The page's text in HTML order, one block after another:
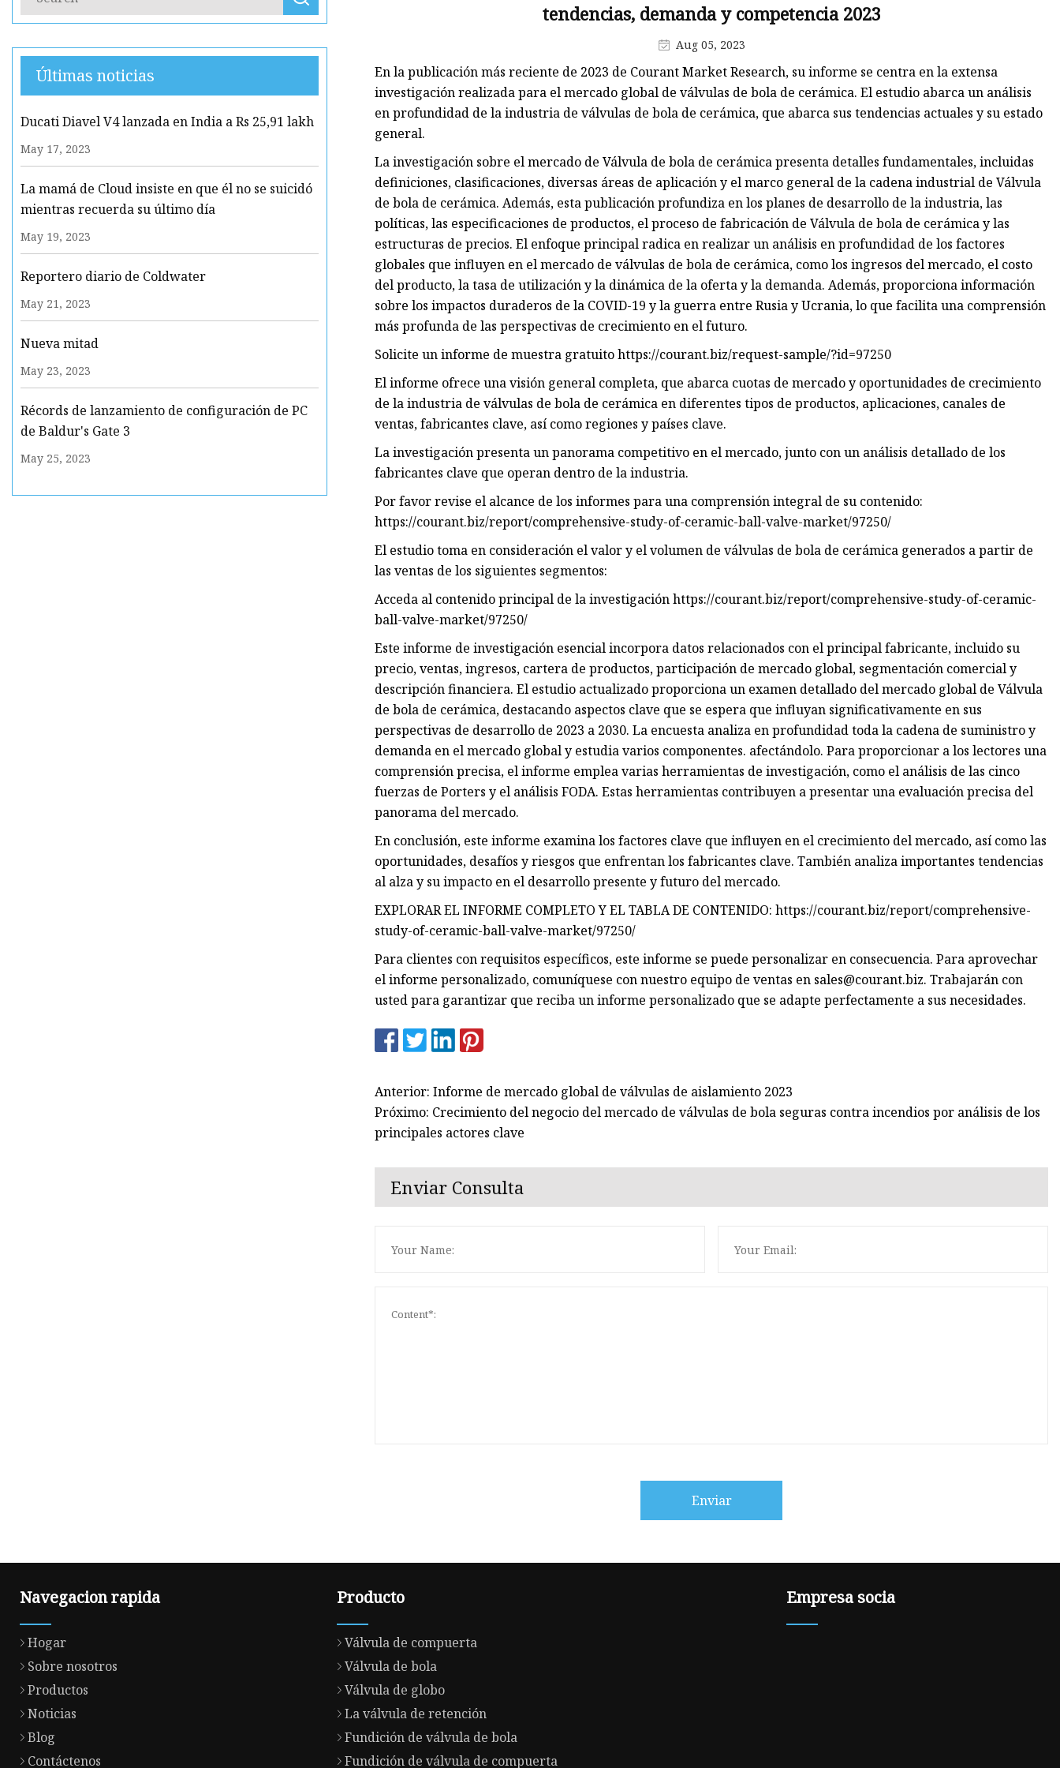
Fundición de disco de válvula de
Fundición del cuerpo de la
válvula de compuerta
Últimas noticias
Ducati Diavel V4 lanzada en India a Rs 25,91 lakh
May 17, 2023
La mamá de Cloud insiste en que él no se suicidó
mientras recuerda su último día
May 19, 2023
Reportero diario de Coldwater
May 21, 2023
Nueva mitad
May 23, 2023
Récords de lanzamiento de configuración de PC
de Baldur's Gate 3
May 25, 2023
tendencias, demanda y competencia 2023
Aug 05, 2023
En la publicación más reciente de 2023 de Courant Market Research, su informe se centra en la extensa
investigación realizada para el mercado global de válvulas de bola de cerámica. El estudio abarca un análisis
en profundidad de la industria de válvulas de bola de cerámica, que abarca sus tendencias actuales y su estado
general.
La investigación sobre el mercado de Válvula de bola de cerámica presenta detalles fundamentales, incluidas
definiciones, clasificaciones, diversas áreas de aplicación y el marco general de la cadena industrial de Válvula
de bola de cerámica. Además, esta publicación profundiza en los planes de desarrollo de la industria, las
políticas, las especificaciones de productos, el proceso de fabricación de Válvula de bola de cerámica y las
estructuras de precios. El enfoque principal radica en realizar un análisis en profundidad de los factores
globales que influyen en el mercado de válvulas de bola de cerámica, como los ingresos del mercado, el costo
del producto, la tasa de utilización y la dinámica de la oferta y la demanda. Además, proporciona información
sobre los impactos duraderos de la COVID-19 y la guerra entre Rusia y Ucrania, lo que facilita una comprensión
más profunda de las perspectivas de crecimiento en el futuro.
Solicite un informe de muestra gratuito https://courant.biz/request-sample/?id=97250
El informe ofrece una visión general completa, que abarca cuotas de mercado y oportunidades de crecimiento
de la industria de válvulas de bola de cerámica en diferentes tipos de productos, aplicaciones, canales de
ventas, fabricantes clave, así como regiones y países clave.
La investigación presenta un panorama competitivo en el mercado, junto con un análisis detallado de los
fabricantes clave que operan dentro de la industria.
Por favor revise el alcance de los informes para una comprensión integral de su contenido:
https://courant.biz/report/comprehensive-study-of-ceramic-ball-valve-market/97250/
El estudio toma en consideración el valor y el volumen de válvulas de bola de cerámica generados a partir de
las ventas de los siguientes segmentos:
Acceda al contenido principal de la investigación https://courant.biz/report/comprehensive-study-of-ceramic-
ball-valve-market/97250/
Este informe de investigación esencial incorpora datos relacionados con el principal fabricante, incluido su
precio, ventas, ingresos, cartera de productos, participación de mercado global, segmentación comercial y
descripción financiera. El estudio actualizado proporciona un examen detallado del mercado global de Válvula
de bola de cerámica, destacando aspectos clave que se espera que influyan significativamente en sus
perspectivas de desarrollo de 2023 a 2030. La encuesta analiza en profundidad toda la cadena de suministro y
demanda en el mercado global y estudia varios componentes. afectándolo. Para proporcionar a los lectores una
comprensión precisa, el informe emplea varias herramientas de investigación, como el análisis de las cinco
fuerzas de Porters y el análisis FODA. Estas herramientas contribuyen a presentar una evaluación precisa del
panorama del mercado.
En conclusión, este informe examina los factores clave que influyen en el crecimiento del mercado, así como las
oportunidades, desafíos y riesgos que enfrentan los fabricantes clave. También analiza importantes tendencias
al alza y su impacto en el desarrollo presente y futuro del mercado.
EXPLORAR EL INFORME COMPLETO Y EL TABLA DE CONTENIDO: https://courant.biz/report/comprehensive-
study-of-ceramic-ball-valve-market/97250/
Para clientes con requisitos específicos, este informe se puede personalizar en consecuencia. Para aprovechar
el informe personalizado, comuníquese con nuestro equipo de ventas en sales@courant.biz. Trabajarán con
usted para garantizar que reciba un informe personalizado que se adapte perfectamente a sus necesidades.
Anterior: Informe de mercado global de válvulas de aislamiento 2023
Próximo: Crecimiento del negocio del mercado de válvulas de bola seguras contra incendios por análisis de los
principales actores clave
Enviar Consulta
Enviar
Navegacion rapida
Hogar
Sobre nosotros
Productos
Noticias
Blog
Contáctenos
Producto
Válvula de compuerta
Válvula de bola
Válvula de globo
La válvula de retención
Fundición de válvula de bola
Fundición de válvula de compuerta
Empresa socia